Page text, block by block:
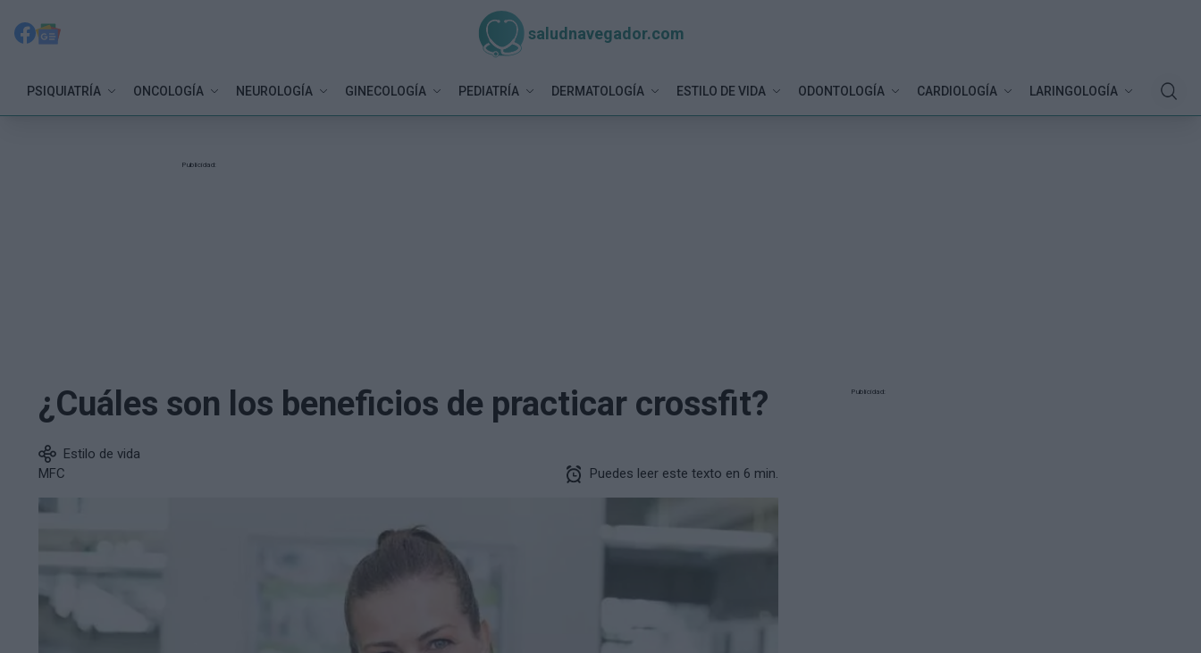
saludnavegador.com
PSIQUIATRÍA ONCOLOGÍA NEUROLOGÍA GINECOLOGÍA PEDIATRÍA DERMATOLOGÍA ESTILO DE VIDA ODONTOLOGÍA CARDIOLOGÍA LARINGOLOGÍA
Publicidad:
¿Cuáles son los beneficios de practicar crossfit?
Estilo de vida
MFC
Puedes leer este texto en 6 min.
Publicidad: